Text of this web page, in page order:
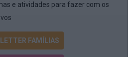
e atividades para fazer com os
FAMÍLIAS